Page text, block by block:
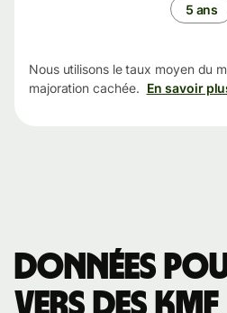
5 ans
Nous utilisons le taux moyen du
majoration cachée. En savoir
Données